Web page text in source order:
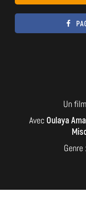
Un
Avec Oulaya
Genre :